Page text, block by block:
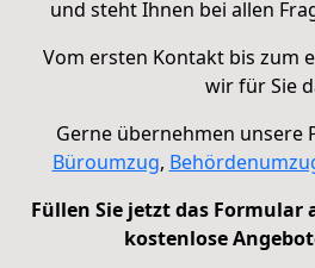
und steht Ihnen bei allen
Vom ersten Kontakt bis zum
wir für Sie
Gerne übernehmen unsere
Büroumzug,
Füllen Sie jetzt das Formular
kostenlose